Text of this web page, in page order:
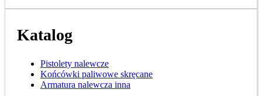
Katalog
Pistolety nalewcze
Końcówki paliwowe skręcane
Armatura nalewcza inna